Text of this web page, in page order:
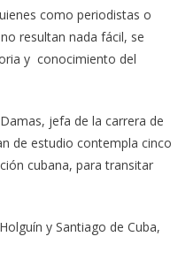
como periodistas o
resultan nada fácil, se
y conocimiento del
jefa de la carrera de
de estudio contempla cinco
cubana, para transitar
y Santiago de Cuba,